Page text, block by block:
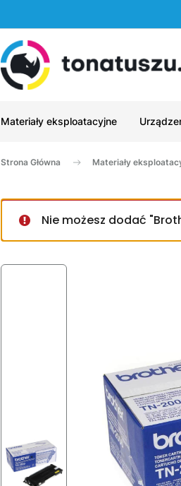
Materiały eksploatacyjne
Strona Główna Materiały
Nie możesz dodać